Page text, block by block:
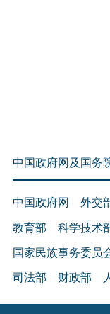
中国政府网及国务
中国政府网 外交
教育部 科学技术
国家民族事务委员
司法部 财政部
生态环境部 住房